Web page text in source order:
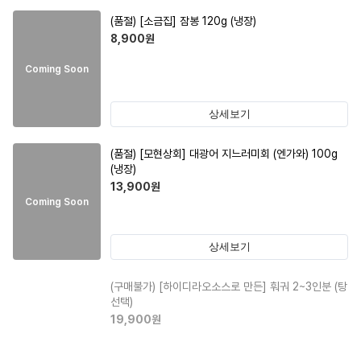
Coming Soon
(품절) [소금집] 잠봉 120g (냉장)
8,900원
상세보기
Coming Soon
(품절) [모현상회] 대광어 지느러미회 (엔가와) 100g
(냉장)
13,900원
상세보기
(구매불가) [하이디라오소스로 만든] 훠궈 2~3인분 (탕
선택)
19,900원